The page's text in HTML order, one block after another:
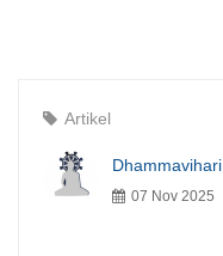
Artikel
Dhammavihari
07 Nov 2025